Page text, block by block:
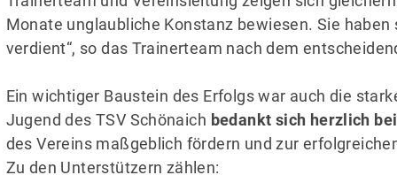
Monate unglaubliche Konstanz bewiesen. Sie
verdient“, so das Trainerteam nach dem
Ein wichtiger Baustein des Erfolgs war auch die
Jugend des TSV Schönaich bedankt sich herzlich
des Vereins maßgeblich fördern und zur
Zu den Unterstützern zählen: